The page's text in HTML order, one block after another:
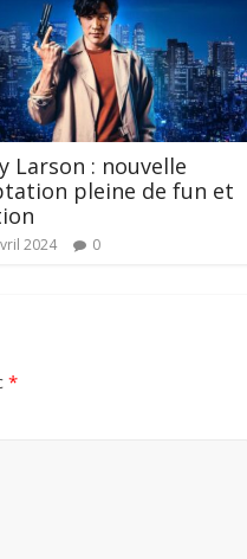
Larson : nouvelle
pleine de fun et
2024 0
*